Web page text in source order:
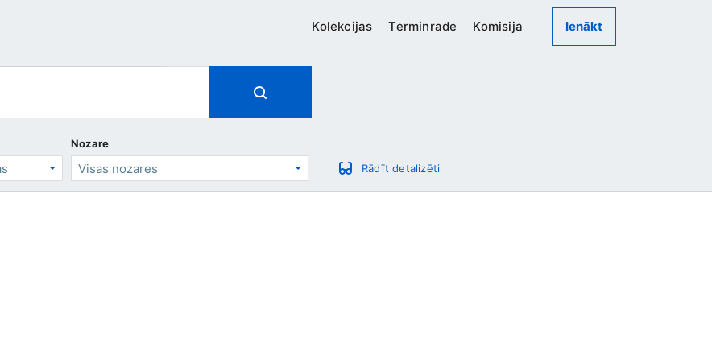
Kolekcijas Terminrade Komisija Ienākt
Nozare
Rādīt detalizēti